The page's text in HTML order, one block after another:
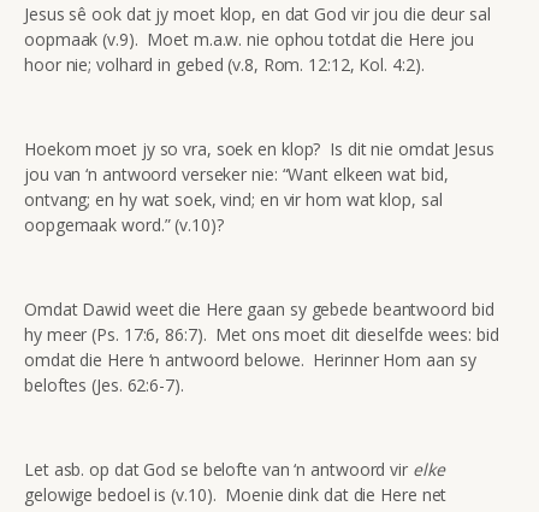
Jesus sê ook dat jy moet klop, en dat God vir jou die deur sal
oopmaak (v.9). Moet m.a.w. nie ophou totdat die Here jou
hoor nie; volhard in gebed (v.8, Rom. 12:12, Kol. 4:2).
Hoekom moet jy so vra, soek en klop? Is dit nie omdat Jesus
jou van ‘n antwoord verseker nie: “Want elkeen wat bid,
ontvang; en hy wat soek, vind; en vir hom wat klop, sal
oopgemaak word.” (v.10)?
Omdat Dawid weet die Here gaan sy gebede beantwoord bid
hy meer (Ps. 17:6, 86:7). Met ons moet dit dieselfde wees: bid
omdat die Here ‘n antwoord belowe. Herinner Hom aan sy
beloftes (Jes. 62:6-7).
Let asb. op dat God se belofte van ‘n antwoord vir elke
gelowige bedoel is (v.10). Moenie dink dat die Here net